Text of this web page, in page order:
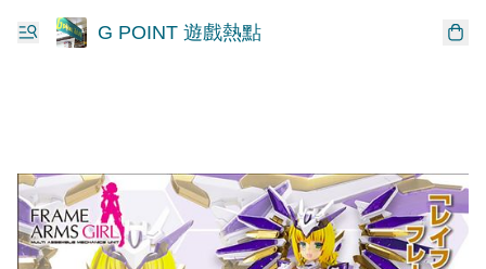
G POINT 遊戲熱點